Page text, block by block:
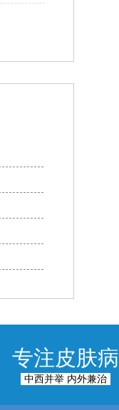
专注皮肤病
中西并举 内外兼治